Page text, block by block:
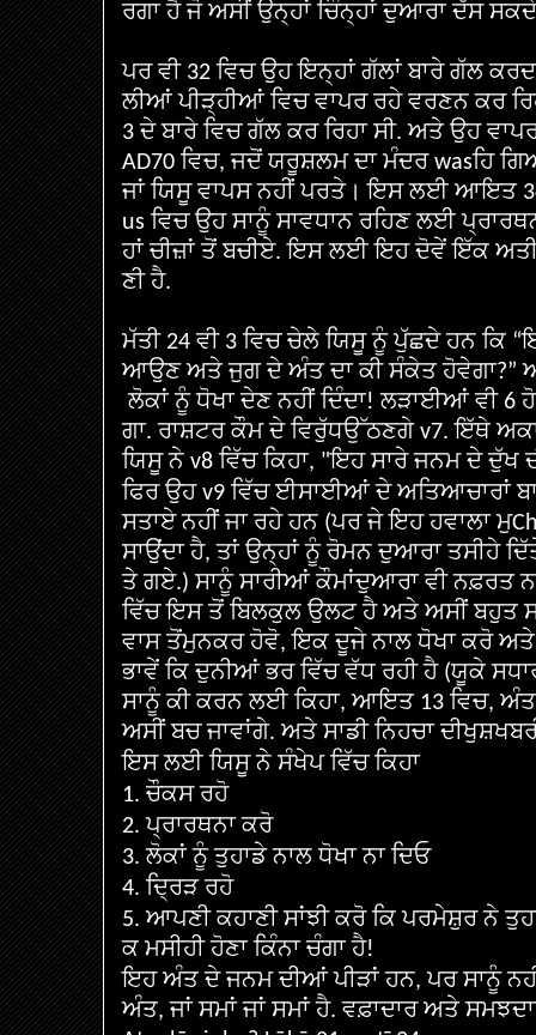
ਰਗਾ ਹੈ ਜੋ ਅਸੀਂ ਉਨ੍ਹਾਂ ਚਿੰਨ੍ਹਾਂ ਦੁਆਰਾ ਦੱਸ ਸਕਦੇ
ਪਰ ਵੀ32 ਵਿਚ ਉਹ ਇਨ੍ਹਾਂ ਗੱਲਾਂ ਬਾਰੇ ਗੱਲ
ਲੀਆਂ ਪੀੜ੍ਹੀਆਂ ਵਿਚ ਵਾਪਰ ਰਹੇ ਵਰਣਨ ਕਰ
3ਦੇ ਬਾਰੇ ਵਿਚ ਗੱਲ ਕਰ ਰਿਹਾ ਸੀ.ਅਤੇ ਉਹ
AD70 ਵਿਚ,ਜਦੋਂ ਯਰੂਸ਼ਲਮ ਦਾ ਮੰਦਰwasਹਿ
ਜਾਂ ਯਿਸੂ ਵਾਪਸ ਨਹੀਂ ਪਰਤੇ। ਇਸ ਲਈ ਆਇਤ
us ਵਿਚ ਉਹ ਸਾਨੂੰ ਸਾਵਧਾਨ ਰਹਿਣ ਲਈ
ਹਾਂ ਚੀਜ਼ਾਂ ਤੋਂ ਬਚੀਏ.ਇਸ ਲਈ ਇਹ ਦੋਵੇਂ ਇੱਕ
ਣੀ ਹੈ.
ਮੱਤੀ24ਵੀ3 ਵਿਚ ਚੇਲੇ ਯਿਸੂ ਨੂੰ ਪੁੱਛਦੇ ਹਨ ਕਿ “
ਆਉਣ ਅਤੇ ਜੁਗ ਦੇ ਅੰਤ ਦਾ ਕੀ ਸੰਕੇਤ ਹੋਵੇਗਾ?”
ਲੋਕਾਂ ਨੂੰ ਧੋਖਾ ਦੇਣ ਨਹੀਂ ਦਿੰਦਾ!ਲੜਾਈਆਂ ਵੀ6
ਗਾ.ਰਾਸ਼ਟਰ ਕੌਮ ਦੇ ਵਿਰੁੱਧਉੱਠਣਗੇv7.ਇੱਥੇ
ਯਿਸੂ ਨੇ v8 ਵਿੱਚ ਕਿਹਾ, "ਇਹ ਸਾਰੇ ਜਨਮ ਦੇ ਦੁੱਖ
ਫਿਰ ਉਹv9 ਵਿੱਚ ਈਸਾਈਆਂ ਦੇ ਅਤਿਆਚਾਰਾਂ
ਸਤਾਏ ਨਹੀਂ ਜਾ ਰਹੇ ਹਨ (ਪਰ ਜੇ ਇਹ ਹਵਾਲਾ ਮੁ
ਸਾਉਂਦਾ ਹੈ,ਤਾਂ ਉਨ੍ਹਾਂ ਨੂੰ ਰੋਮਨ ਦੁਆਰਾ ਤਸੀਹੇ
ਤੇ ਗਏ.)ਸਾਨੂੰ ਸਾਰੀਆਂ ਕੌਮਾਂਦੁਆਰਾ ਵੀ ਨਫ਼ਰਤ
ਵਿੱਚ ਇਸ ਤੋਂ ਬਿਲਕੁਲ ਉਲਟ ਹੈ ਅਤੇ ਅਸੀਂ ਬਹੁਤ
ਵਾਸ ਤੋਂਮੁਨਕਰ ਹੋਵੋ,ਇਕ ਦੂਜੇ ਨਾਲ ਧੋਖਾ ਕਰੋ ਅਤੇ
ਭਾਵੇਂ ਕਿ ਦੁਨੀਆਂ ਭਰ ਵਿੱਚ ਵੱਧ ਰਹੀ ਹੈ(ਯੂਕੇ
ਸਾਨੂੰ ਕੀ ਕਰਨ ਲਈ ਕਿਹਾ,ਆਇਤ13 ਵਿਚ,ਅੰਤ
ਅਸੀਂ ਬਚ ਜਾਵਾਂਗੇ.ਅਤੇ ਸਾਡੀ ਨਿਹਚਾ ਦੀ
ਇਸ ਲਈ ਯਿਸੂ ਨੇ ਸੰਖੇਪ ਵਿੱਚ ਕਿਹਾ
1.ਚੌਕਸ ਰਹੋ
2.ਪ੍ਰਾਰਥਨਾ ਕਰੋ
3.ਲੋਕਾਂ ਨੂੰ ਤੁਹਾਡੇ ਨਾਲ ਧੋਖਾ ਨਾ ਦਿਓ
4. ਦ੍ਰਿੜ ਰਹੋ
5.ਆਪਣੀ ਕਹਾਣੀ ਸਾਂਝੀ ਕਰੋ ਕਿ ਪਰਮੇਸ਼ੁਰ ਨੇ
ਕ ਮਸੀਹੀ ਹੋਣਾ ਕਿੰਨਾ ਚੰਗਾ ਹੈ!
ਇਹ ਅੰਤ ਦੇ ਜਨਮ ਦੀਆਂ ਪੀੜਾਂ ਹਨ,ਪਰ ਸਾਨੂੰ
ਅੰਤ,ਜਾਂ ਸਮਾਂ ਜਾਂ ਸਮਾਂ ਹੈ.ਵਫ਼ਾਦਾਰ ਅਤੇ